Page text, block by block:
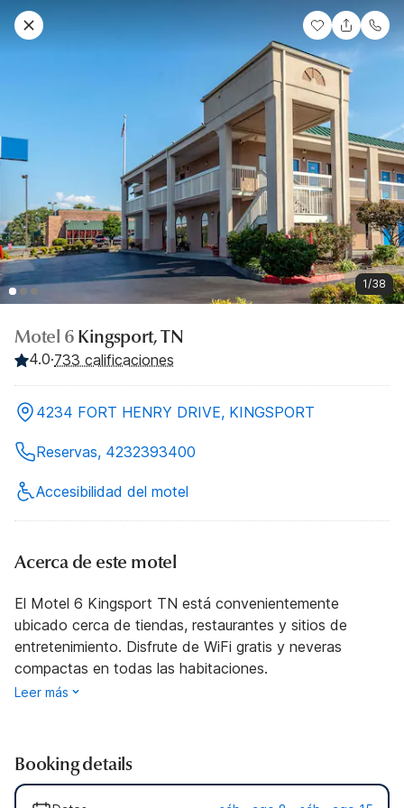
1/38
Motel 6 Kingsport, TN
4.0·733 calificaciones
4234 FORT HENRY DRIVE, KINGSPORT
Reservas, 4232393400
Accesibilidad del motel
Acerca de este motel
El Motel 6 Kingsport TN está convenientemente
ubicado cerca de tiendas, restaurantes y sitios de
entretenimiento. Disfrute de WiFi gratis y neveras
compactas en todas las habitaciones.
Leer más
Booking details